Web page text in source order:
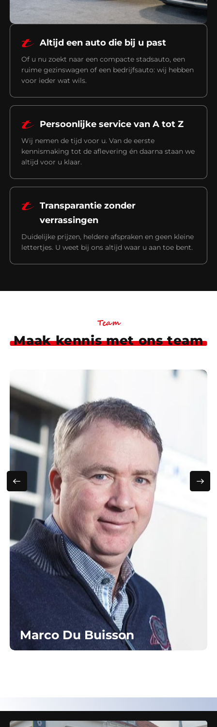
Altijd een auto die bij u past
Of u nu zoekt naar een compacte stadsauto, een
ruime gezinswagen of een bedrijfsauto: wij hebben
voor ieder wat wils.
Persoonlijke service van A tot Z
Wij nemen de tijd voor u. Van de eerste
kennismaking tot de aflevering én daarna staan we
altijd voor u klaar.
Transparantie zonder
verrassingen
Duidelijke prijzen, heldere afspraken en geen kleine
lettertjes. U weet bij ons altijd waar u aan toe bent.
Team
Maak kennis met ons team
Marco Du Buisson